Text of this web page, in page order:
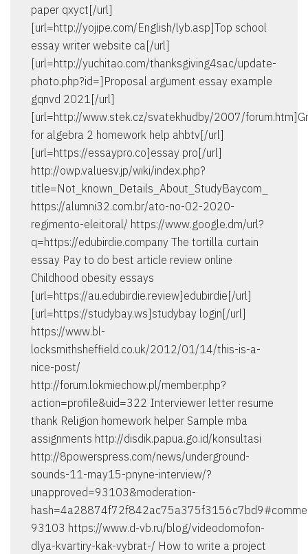
paper qxyct[/url]
[url=http://yojipe.com/English/lyb.asp]Top school
essay writer website ca[/url]
[url=http://yuchitao.com/thanksgiving4sac/update-
photo.php?id=]Proposal argument essay example
gqnvd 2021[/url]
[url=http://www.stek.cz/svatekhudby/2007/
for algebra 2 homework help ahbtv[/url]
[url=https://essaypro.co]essay pro[/url]
http://owp.valuesv.jp/wiki/index.php?
title=Not_known_Details_About_StudyBaycom_
https://alumni32.com.br/ato-no-02-2020-
regimento-eleitoral/ https://www.google.dm/url?
q=https://edubirdie.company The tortilla curtain
essay Pay to do best article review online
Childhood obesity essays
[url=https://au.edubirdie.review]edubirdie[/url]
[url=https://studybay.ws]studybay login[/url]
https://www.bl-
locksmithsheffield.co.uk/2012/01/14/this-is-a-
nice-post/
http://forum.lokmiechow.pl/member.php?
action=profile&uid=322 Interviewer letter resume
thank Religion homework helper Sample mba
assignments http://disdik.papua.go.id/konsultasi
http://8powerspress.com/news/underground-
sounds-11-may15-pnyne-interview/?
unapproved=93103&moderation-
93103 https://www.d-vb.ru/blog/videodomofon-
dlya-kvartiry-kak-vybrat-/ How to write a project